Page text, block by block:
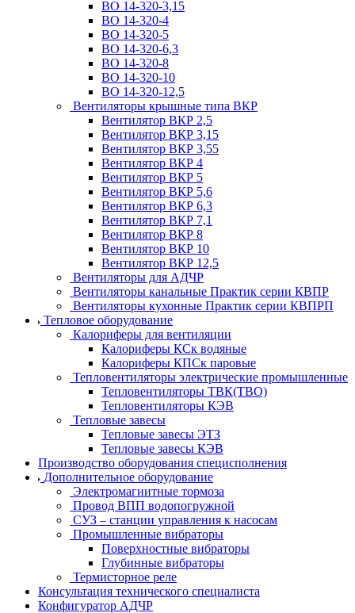
ВО 14-320-3,15
ВО 14-320-4
ВО 14-320-5
ВО 14-320-6,3
ВО 14-320-8
ВО 14-320-10
ВО 14-320-12,5
Вентиляторы крышные типа ВКР
Вентилятор ВКР 2,5
Вентилятор ВКР 3,15
Вентилятор ВКР 3,55
Вентилятор ВКР 4
Вентилятор ВКР 5
Вентилятор ВКР 5,6
Вентилятор ВКР 6,3
Вентилятор ВКР 7,1
Вентилятор ВКР 8
Вентилятор ВКР 10
Вентилятор ВКР 12,5
Вентиляторы для АДЧР
Вентиляторы канальные Практик серии КВПР
Вентиляторы кухонные Практик серии КВПРП
Тепловое оборудование
Калориферы для вентиляции
Калориферы КСк водяные
Калориферы КПСк паровые
Тепловентиляторы электрические промышленные
Тепловентиляторы ТВК(ТВО)
Тепловентиляторы КЭВ
Тепловые завесы
Тепловые завесы ЭТЗ
Тепловые завесы КЭВ
Производство оборудования специсполнения
Дополнительное оборудование
Электромагнитные тормоза
Провод ВПП водопогружной
СУЗ – станции управления к насосам
Промышленные вибраторы
Поверхностные вибраторы
Глубинные вибраторы
Термисторное реле
Консультация технического специалиста
Конфигуратор АДЧР